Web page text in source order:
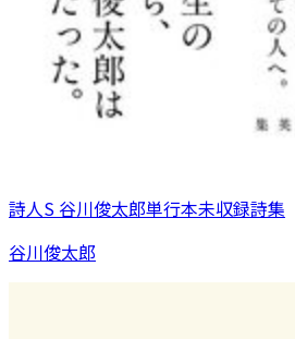
詩人S 谷川俊太郎単行本未収録詩集
谷川俊太郎